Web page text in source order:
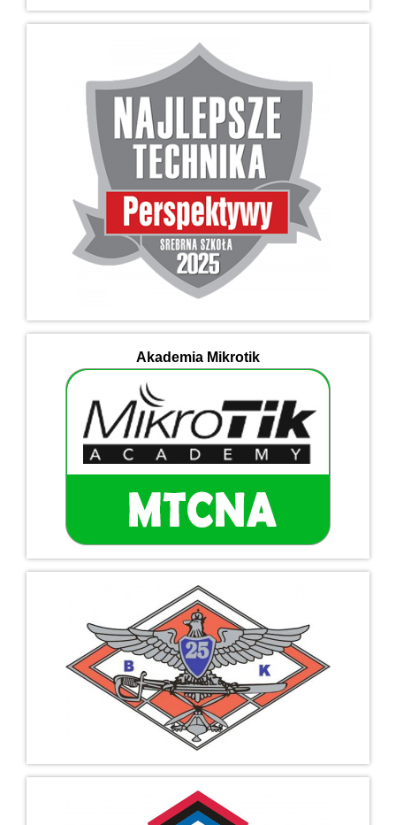
Akademia Mikrotik